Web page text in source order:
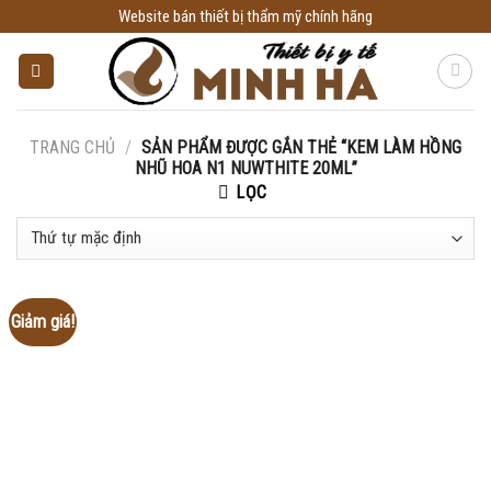
to
content
Website bán thiết bị thẩm mỹ chính hãng
TRANG CHỦ / SẢN PHẨM ĐƯỢC GẮN THẺ “KEM LÀM HỒNG
NHŨ HOA N1 NUWTHITE 20ML”
LỌC
Giảm giá!